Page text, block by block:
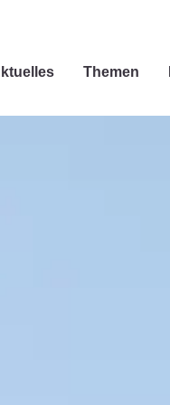
Themen